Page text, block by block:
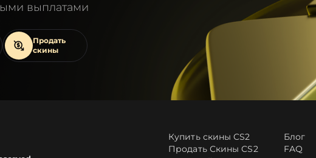
выплатами
Продать
скины
Купить скины CS2
Блог
Продать Скины CS2
FAQ